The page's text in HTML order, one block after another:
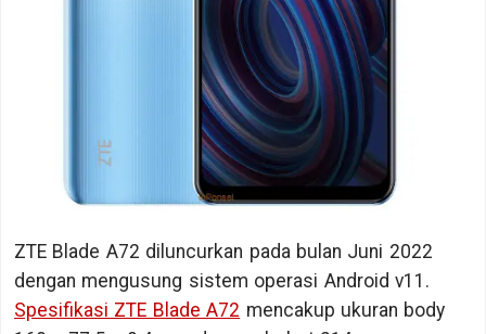
ZTE Blade A72 diluncurkan pada bulan Juni 2022
dengan mengusung sistem operasi Android v11.
Spesifikasi ZTE Blade A72 mencakup ukuran body